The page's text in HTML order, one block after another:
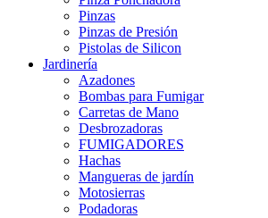
Pinzas
Pinzas de Presión
Pistolas de Silicon
Jardinería
Azadones
Bombas para Fumigar
Carretas de Mano
Desbrozadoras
FUMIGADORES
Hachas
Mangueras de jardín
Motosierras
Podadoras